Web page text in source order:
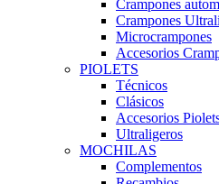
Crampones
Crampones
Microcrampones
Accesorios
PIOLETS
Técnicos
Clásicos
Accesorios
Ultraligeros
MOCHILAS
Complementos